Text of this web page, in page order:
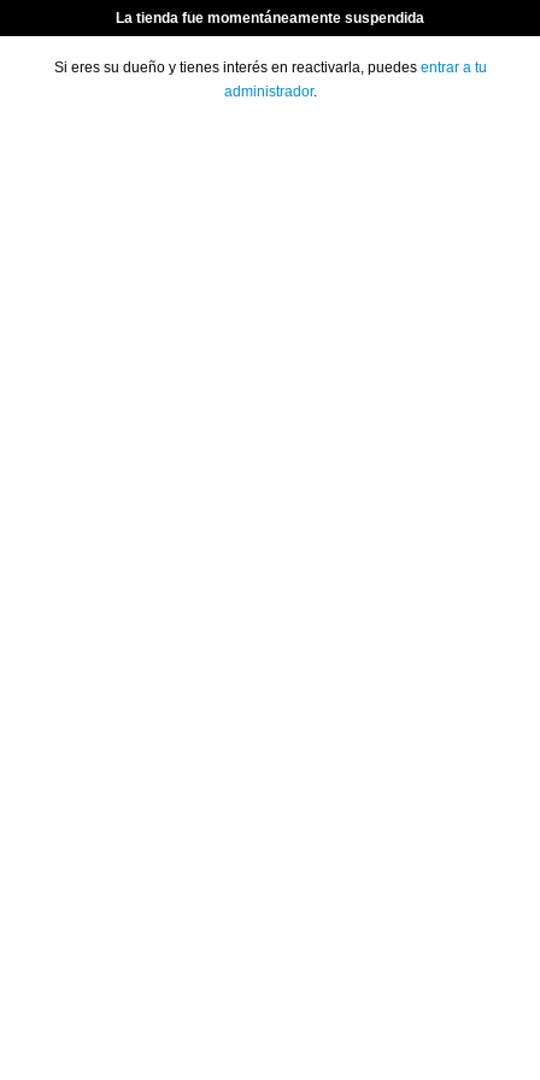
La tienda fue momentáneamente suspendida
Si eres su dueño y tienes interés en reactivarla, puedes entrar a tu
administrador.